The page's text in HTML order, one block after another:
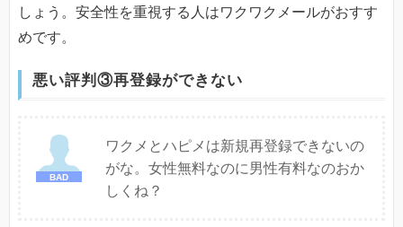
しょう。安全性を重視する人はワクワクメールがおすす
めです。
悪い評判③再登録ができない
ワクメとハピメは新規再登録できないの
がな。女性無料なのに男性有料なのおか
しくね？